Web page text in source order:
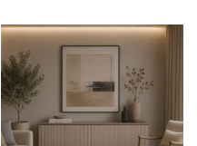
through
469,90 €